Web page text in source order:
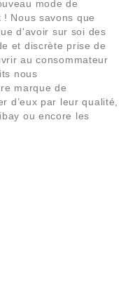
mode de
Nous savons que
d'avoir sur soi des
et discrète prise de
au consommateur
nous
marque de
d’eux par leur qualité,
ou encore les